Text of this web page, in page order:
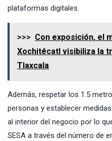
plataformas digitales.
>>> Con exposición, el
Xochitécatl visibiliza la
Tlaxcala
Además, respetar los 1.5
personas y establecer
al interior del negocio por lo
SESA a través del número de